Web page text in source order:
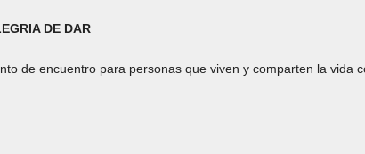
DE DAR
de encuentro para personas que viven y comparten la vida